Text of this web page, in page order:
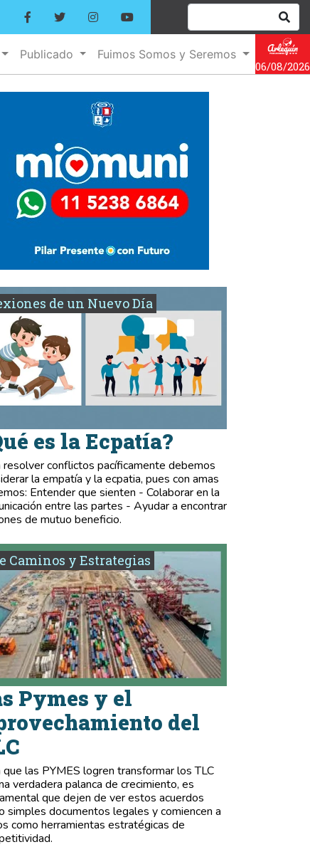
Publicado
Fuimos Somos y Seremos
06/08/2026
de un Nuevo Día
es la Ecpatía?
resolver conflictos pacíficamente debemos
la empatía y la ecpatia, pues con amas
Entender que sienten - Colaborar en la
entre las partes - Ayudar a encontrar
de mutuo beneficio.
Caminos y Estrategias
Pymes y el
del
que las PYMES logren transformar los TLC
verdadera palanca de crecimiento, es
que dejen de ver estos acuerdos
simples documentos legales y comiencen a
como herramientas estratégicas de